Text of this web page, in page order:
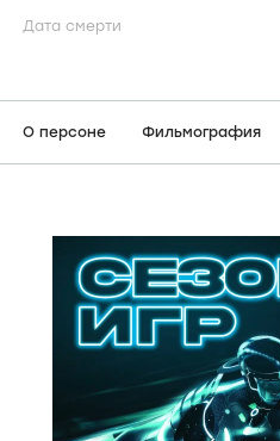
Дата смерти
О персоне Фильмография